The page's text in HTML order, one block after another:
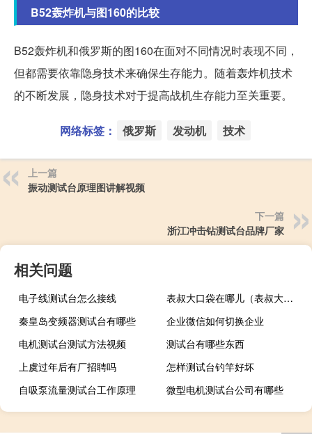
B52轰炸机与图160的比较
B52轰炸机和俄罗斯的图160在面对不同情况时表现不同，
但都需要依靠隐身技术来确保生存能力。随着轰炸机技术
的不断发展，隐身技术对于提高战机生存能力至关重要。
网络标签： 俄罗斯 发动机 技术
上一篇
振动测试台原理图讲解视频
下一篇
浙江冲击钻测试台品牌厂家
相关问题
电子线测试台怎么接线
表叔大口袋在哪儿（表叔大口袋在哪里）
秦皇岛变频器测试台有哪些
企业微信如何切换企业
电机测试台测试方法视频
测试台有哪些东西
上虞过年后有厂招聘吗
怎样测试台钓竿好坏
自吸泵流量测试台工作原理
微型电机测试台公司有哪些